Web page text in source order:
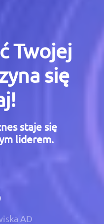
Twojej
się
staje się
liderem.
AD